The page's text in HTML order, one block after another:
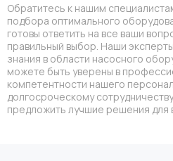
Обратитесь к нашим
подбора оптимального
готовы ответить на все ваши
правильный выбор. Наши
знания в области насосного
можете быть уверены в
компетентности нашего
долгосроческому
предложить лучшие решения для